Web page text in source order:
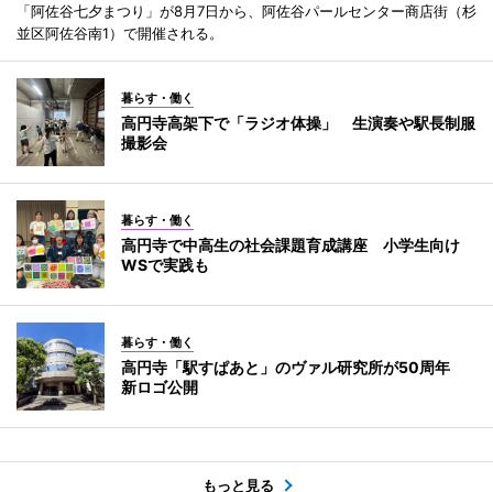
「阿佐谷七夕まつり」が8月7日から、阿佐谷パールセンター商店街（杉
並区阿佐谷南1）で開催される。
暮らす・働く
高円寺高架下で「ラジオ体操」 生演奏や駅長制服
撮影会
暮らす・働く
高円寺で中高生の社会課題育成講座 小学生向け
WSで実践も
暮らす・働く
高円寺「駅すぱあと」のヴァル研究所が50周年
新ロゴ公開
もっと見る